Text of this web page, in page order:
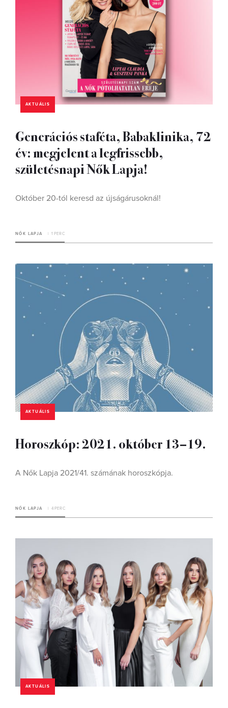
AKTUÁLIS
Generációs staféta, Babaklinika, 72
év: megjelent a legfrissebb,
születésnapi Nők Lapja!
Október 20-tól keresd az újságárusoknál!
NŐK LAPJA 1 PERC
AKTUÁLIS
Horoszkóp: 2021. október 13–19.
A Nők Lapja 2021/41. számának horoszkópja.
NŐK LAPJA 4 PERC
AKTUÁLIS